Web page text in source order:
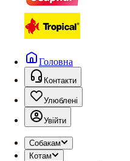
Головна
Контакти
Улюблені
Увійти
Собакам
Котам